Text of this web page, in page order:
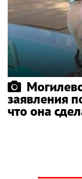
заявления
что она